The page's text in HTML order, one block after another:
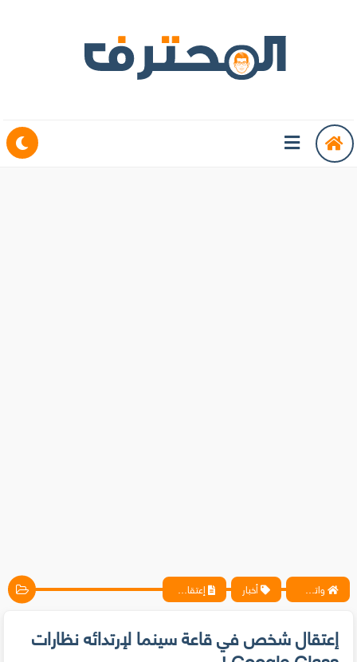
واتس آب ، فيسبوك ، أنترنت ، شروحات تقنية حصرية - المحترف أخبار إعتقال شخص في قاعة سينما لإرتدائه نظارات Google Glass !
إعتقال شخص في قاعة سينما لإرتدائه نظارات